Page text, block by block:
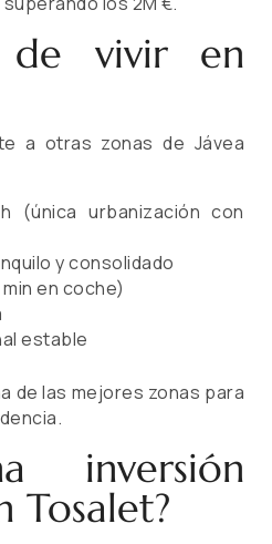
de vivir en
a otras zonas de Jávea
(única urbanización con
y consolidado
en coche)
estable
de las mejores zonas para
inversión
Tosalet?